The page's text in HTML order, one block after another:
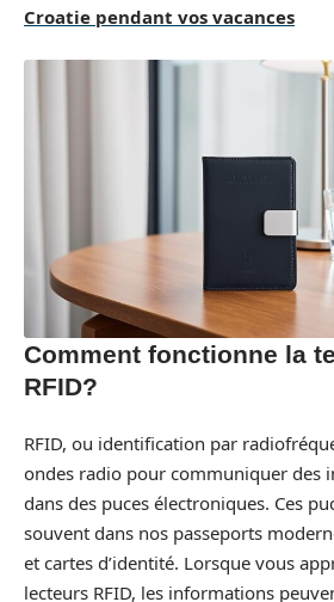
Croatie pendant vos vacances
Comment fonctionne la
RFID?
RFID, ou identification par
ondes radio pour communiquer des
dans des puces électroniques. Ces
souvent dans nos passeports
et cartes d’identité. Lorsque vous
lecteurs RFID, les informations